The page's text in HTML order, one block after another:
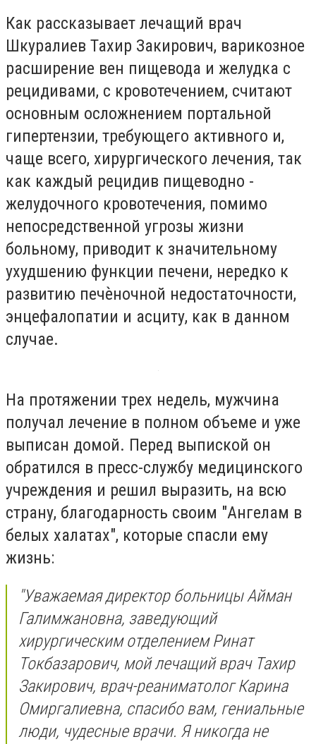
Как рассказывает лечащий врач
Шкуралиев Тахир Закирович, варикозное
расширение вен пищевода и желудка с
рецидивами, с кровотечением, считают
основным осложнением портальной
гипертензии, требующего активного и,
чаще всего, хирургического лечения, так
как каждый рецидив пищеводно -
желудочного кровотечения, помимо
непосредственной угрозы жизни
больному, приводит к значительному
ухудшению функции печени, нередко к
развитию печѐночной недостаточности,
энцефалопатии и асциту, как в данном
случае.
На протяжении трех недель, мужчина
получал лечение в полном объеме и уже
выписан домой. Перед выпиской он
обратился в пресс-службу медицинского
учреждения и решил выразить, на всю
страну, благодарность своим "Ангелам в
белых халатах", которые спасли ему
жизнь:
"Уважаемая директор больницы Айман
Галимжановна, заведующий
хирургическим отделением Ринат
Токбазарович, мой лечащий врач Тахир
Закирович, врач-реаниматолог Карина
Омиргалиевна, спасибо вам, гениальные
люди, чудесные врачи. Я никогда не